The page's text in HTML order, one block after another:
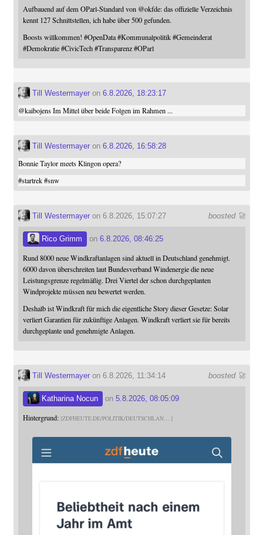
Aufbauend auf dem OParl-Standard von @okfde: das offizielle Verzeichnis
kennt 127 Schnittstellen, ich habe über 500 gefunden.
Boosts willkommen! #OpenData #Kommunalpolitik #Gemeinderat
#Demokratie #CivicTech #Transparenz #OParl
Till Westermayeron 6.8.2026, 18:23:17
@kaibojensIm Mittel über beide Folgen im Rahmen ...
Till Westermayeron 6.8.2026, 16:58:28
Bonnie Taylor meets Klingon opera?
#startrek #snw
boosted 🚀
Till Westermayeron 6.8.2026, 15:07:27
Rico Grimm on 6.8.2026, 08:46:25
Rund 8000 neue Windkraftanlagen sind aktuell in Deutschland genehmigt.
6000 davon überschreiten laut Bundesverband Windenergie die neue
Leistungsgrenze regelmäßig. Drei Viertel der schon durchgeplanten
Windprojekte müssen neu bewertet werden.
Deshalb ist Windkraft für mich die eigentliche Story dieser Gesetze: Solar
verliert Garantien für zukünftige Anlagen. Windkraft verliert sie für bereits
durchgeplante und genehmigte Anlagen.
boosted 🚀
Till Westermayeron 6.8.2026, 11:34:14
Katharina Nocun on 5.8.2026, 08:05:09
Hintergrund: ZDFHEUTE.DE/POLITIK/DEUTSCHLAN